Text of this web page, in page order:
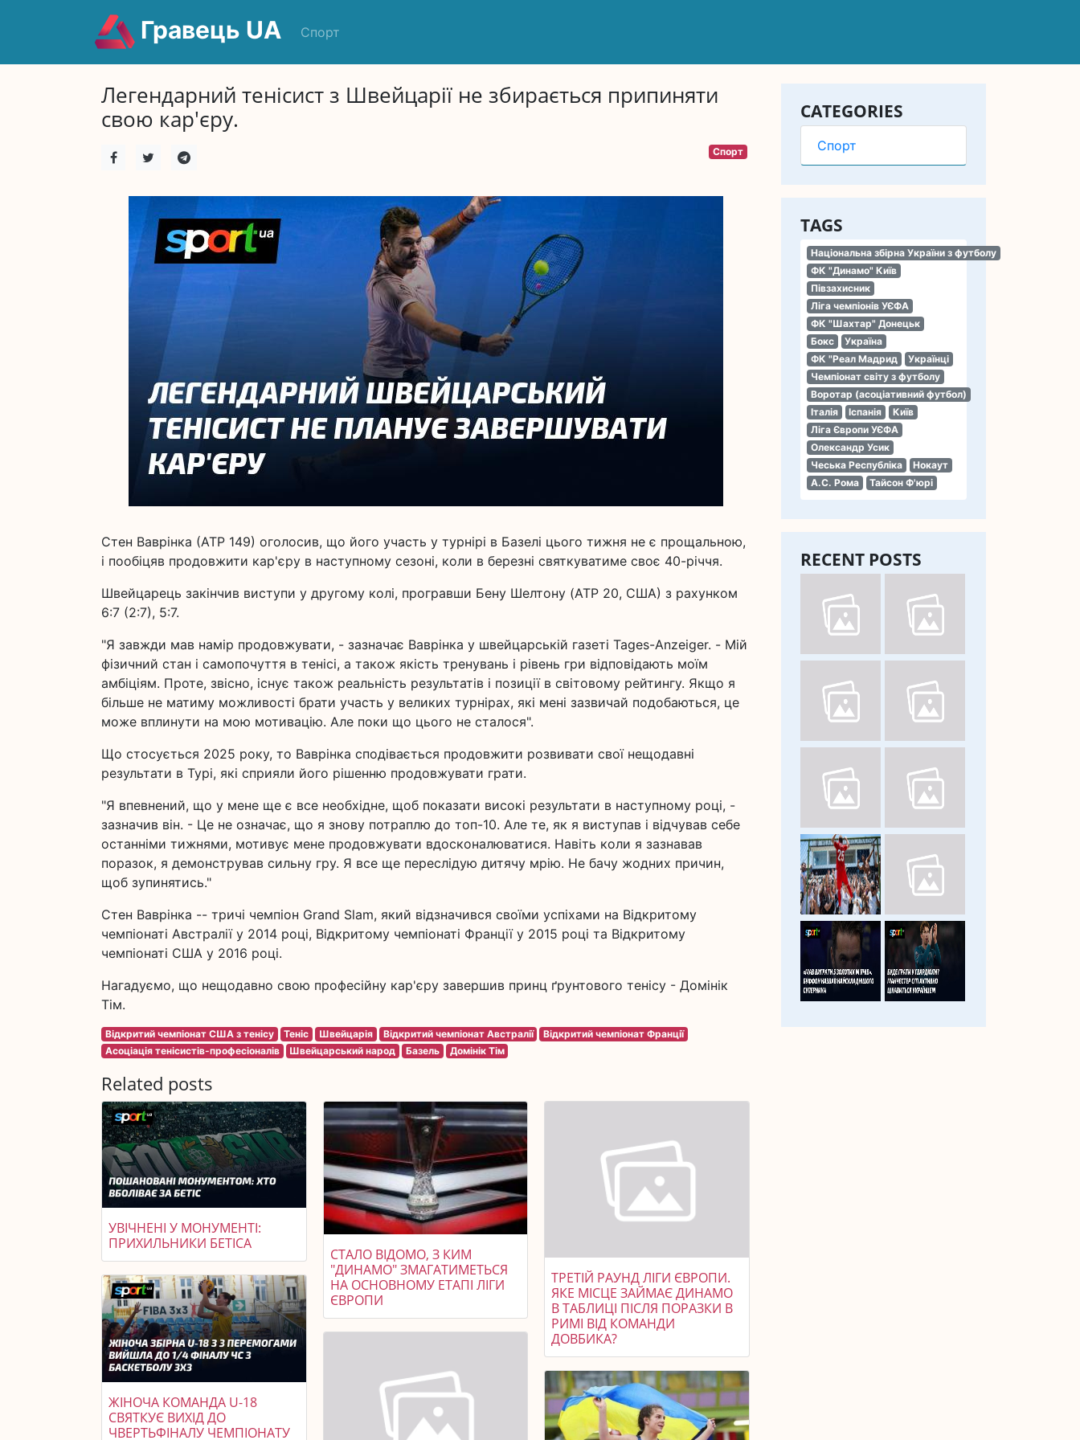
Гравець UA Спорт
CATEGORIES
Спорт
TAGS
Національна збірна України з футболу
ФК "Динамо" Київ
Півзахисник
Ліга чемпіонів УЄФА
ФК "Шахтар" Донецьк
Бокс
Україна
ФК "Реал Мадрид
Українці
Чемпіонат світу з футболу
Воротар (асоціативний футбол)
Італія
Іспанія
Київ
Ліга Європи УЄФА
Олександр Усик
Чеська Республіка
Нокаут
А.С. Рома
Тайсон Ф'юрі
RECENT POSTS
Легендарний тенісист з Швейцарії не збирається припиняти
свою кар'єру.
Спорт
Стен Ваврінка (АТР 149) оголосив, що його участь у турнірі в Базелі цього тижня не є прощальною,
і пообіцяв продовжити кар'єру в наступному сезоні, коли в березні святкуватиме своє 40-річчя.
Швейцарець закінчив виступи у другому колі, програвши Бену Шелтону (ATP 20, США) з рахунком
6:7 (2:7), 5:7.
"Я завжди мав намір продовжувати, - зазначає Ваврінка у швейцарській газеті Tages-Anzeiger. - Мій
фізичний стан і самопочуття в тенісі, а також якість тренувань і рівень гри відповідають моїм
амбіціям. Проте, звісно, існує також реальність результатів і позиції в світовому рейтингу. Якщо я
більше не матиму можливості брати участь у великих турнірах, які мені зазвичай подобаються, це
може вплинути на мою мотивацію. Але поки що цього не сталося".
Що стосується 2025 року, то Ваврінка сподівається продовжити розвивати свої нещодавні
результати в Турі, які сприяли його рішенню продовжувати грати.
"Я впевнений, що у мене ще є все необхідне, щоб показати високі результати в наступному році, -
зазначив він. - Це не означає, що я знову потраплю до топ-10. Але те, як я виступав і відчував себе
останніми тижнями, мотивує мене продовжувати вдосконалюватися. Навіть коли я зазнавав
поразок, я демонстрував сильну гру. Я все ще переслідую дитячу мрію. Не бачу жодних причин,
щоб зупинятись."
Стен Ваврінка -- тричі чемпіон Grand Slam, який відзначився своїми успіхами на Відкритому
чемпіонаті Австралії у 2014 році, Відкритому чемпіонаті Франції у 2015 році та Відкритому
чемпіонаті США у 2016 році.
Нагадуємо, що нещодавно свою професійну кар'єру завершив принц ґрунтового тенісу - Домінік
Тім.
Відкритий чемпіонат США з тенісу Теніс Швейцарія Відкритий чемпіонат Австралії
Відкритий чемпіонат Франції
Асоціація тенісистів-професіоналів
Швейцарський народ Базель Домінік Тім
Related posts
УВІЧНЕНІ У МОНУМЕНТІ:
ПРИХИЛЬНИКИ БЕТІСА
ЖІНОЧА КОМАНДА U-18
СВЯТКУЄ ВИХІД ДО
ЧВЕРТЬФІНАЛУ ЧЕМПІОНАТУ
СТАЛО ВІДОМО, З КИМ
"ДИНАМО" ЗМАГАТИМЕТЬСЯ
НА ОСНОВНОМУ ЕТАПІ ЛІГИ
ЄВРОПИ
ТРЕТІЙ РАУНД ЛІГИ ЄВРОПИ.
ЯКЕ МІСЦЕ ЗАЙМАЄ ДИНАМО
В ТАБЛИЦІ ПІСЛЯ ПОРАЗКИ В
РИМІ ВІД КОМАНДИ
ДОВБИКА?